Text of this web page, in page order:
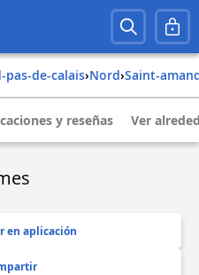
pas-de-calais› nord› saint-
y reseñas Ver
en aplicación